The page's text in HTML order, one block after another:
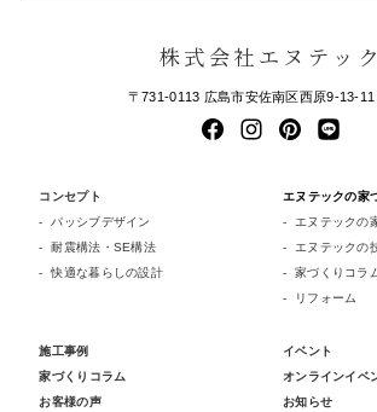
株式会社エヌテック
〒731-0113 広島市安佐南区西原9-13-
コンセプト
パッシブデザイン
耐震構法・SE構法
快適な暮らしの設計
エヌテックの家
エヌテックの
エヌテックの
家づくりコラ
リフォーム
施工事例
家づくりコラム
お客様の声
イベント
オンラインイベ
お知らせ